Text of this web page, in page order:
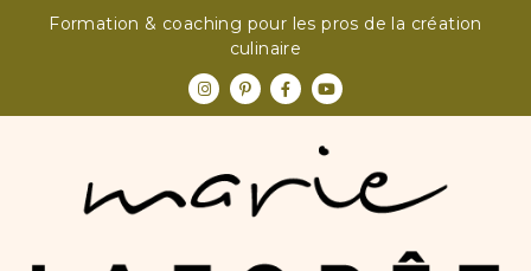
Formation & coaching pour les pros de la création
culinaire